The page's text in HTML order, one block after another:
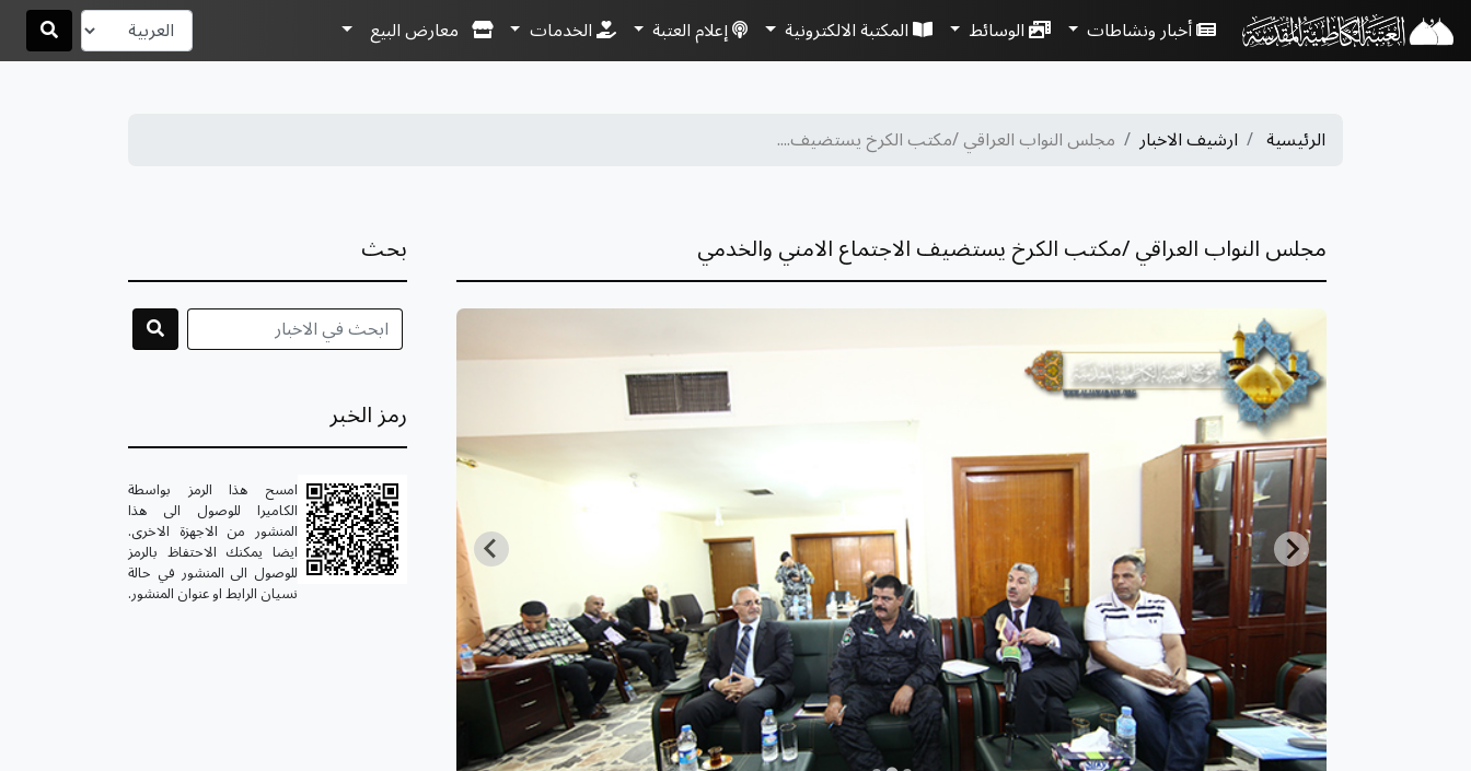
أخبار ونشاطات الوسائط المكتبة الالكترونية إعلام العتبة الخدمات معارض البيع
الرئيسية ارشيف الاخبار مجلس النواب العراقي /مكتب الكرخ يستضيف....
مجلس النواب العراقي /مكتب الكرخ يستضيف الاجتماع الامني والخدمي بحث
رمز الخبر
امسح هذا الرمز بواسطة
الكاميرا للوصول الى هذا
المنشور من الاجهزة الاخرى.
ايضا يمكنك الاحتفاظ بالرمز
للوصول الى المنشور في حالة
نسيان الرابط او عنوان المنشور.